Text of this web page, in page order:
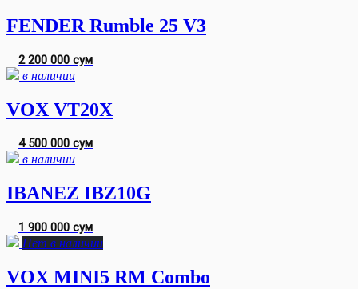
FENDER Rumble 25 V3
2 200 000 сум
в наличии
VOX VT20X
4 500 000 сум
в наличии
IBANEZ IBZ10G
1 900 000 сум
Нет в наличии
VOX MINI5 RM Combo